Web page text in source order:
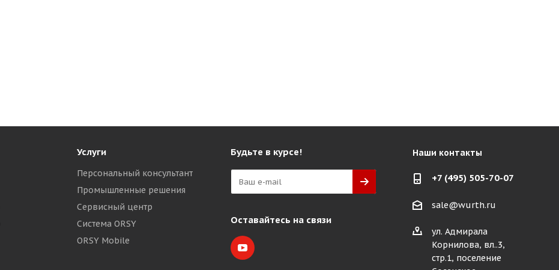
Услуги
Персональный консультант
Промышленные решения
Сервисный центр
Система ORSY
ORSY Mobile
Будьте в курсе!
Оставайтесь на связи
Наши контакты
+7 (495) 505-70-07
sale@wurth.ru
ул. Адмирала
Корнилова, вл..3,
стр.1, поселение